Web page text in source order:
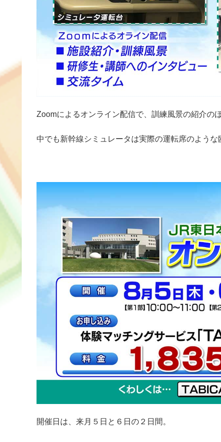
Zoomによるオンライン配信で、訓練風景の紹介の
中でも新幹線シミュレータは実際の運転席のよう
開催日は、来月５日と６日の２日間。